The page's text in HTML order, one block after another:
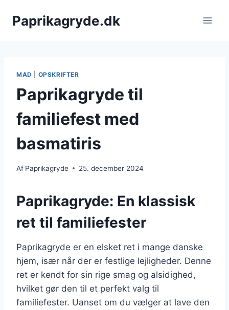
Paprikagryde.dk
MAD OPSKRIFTER
Paprikagryde til
familiefest med
basmatiris
Af Paprikagryde 25. december 2024
Paprikagryde: En klassisk
ret til familiefester
Paprikagryde er en elsket ret i mange danske
hjem, især når der er festlige lejligheder. Denne
ret er kendt for sin rige smag og alsidighed,
hvilket gør den til et perfekt valg til
familiefester. Uanset om du vælger at lave den